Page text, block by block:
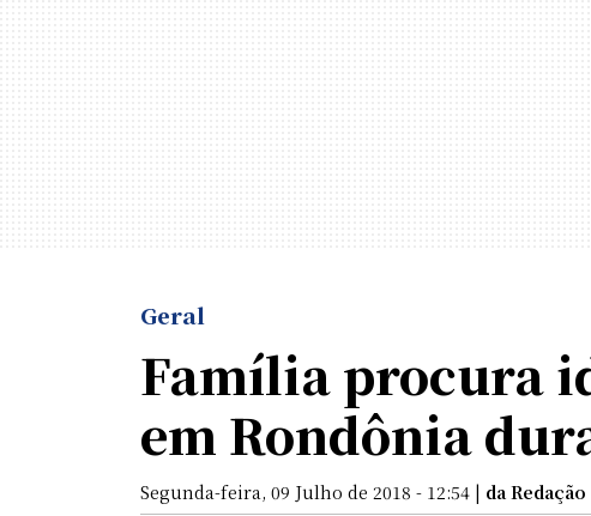
Geral
Família procura
em Rondônia
Segunda-feira, 09 Julho de 2018 - 12:54 | da Redação